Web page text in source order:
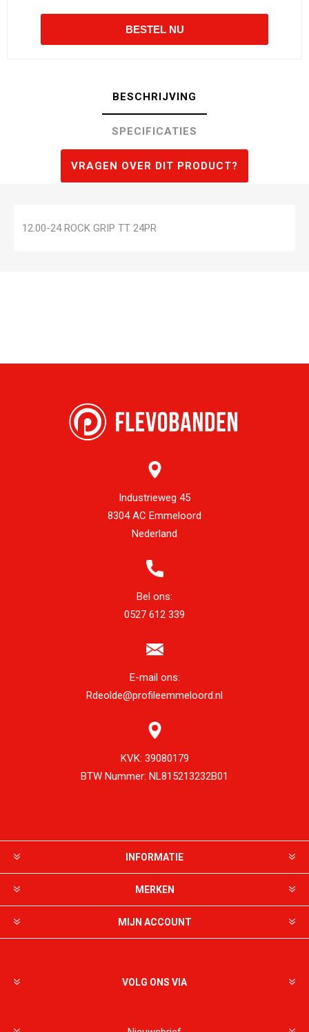
BESCHRIJVING
SPECIFICATIES
VRAGEN OVER DIT PRODUCT?
12.00-24 ROCK GRIP TT 24PR
Industrieweg 45
8304 AC Emmeloord
Nederland
Bel ons:
0527 612 339
E-mail ons:
Rdeolde@profileemmeloord.nl
KVK: 39080179
BTW Nummer: NL815213232B01
INFORMATIE
MERKEN
MIJN ACCOUNT
VOLG ONS VIA